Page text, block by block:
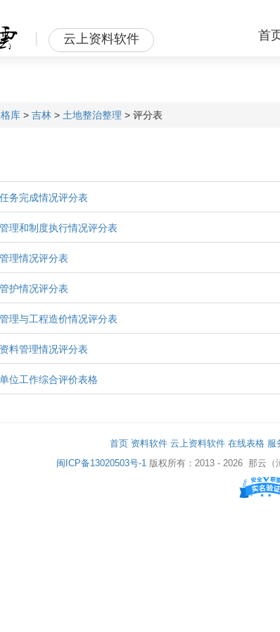
云上资料软件 首
库 > 吉林 > 土地整治整理 > 评分表
务完成情况评分表
理和制度执行情况评分表
理情况评分表
护情况评分表
理与工程造价情况评分表
料管理情况评分表
位工作综合评价表格
首页 资料软件 云上资料软件 在线表格 服
闽ICP备13020503号-1 版权所有：2013 - 2026 那云（